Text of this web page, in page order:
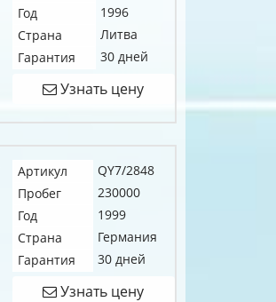
Год
1996
Страна
Литва
Гарантия
30 дней
Узнать цену
Артикул
QY7/2848
Пробег
230000
Год
1999
Страна
Германия
Гарантия
30 дней
Узнать цену